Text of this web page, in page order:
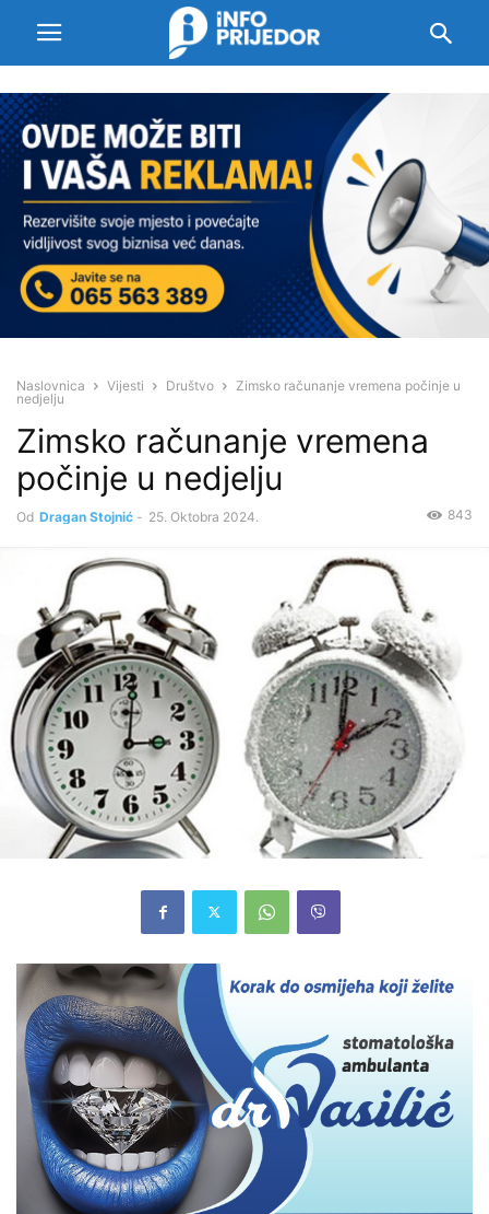
Naslovnica Vijesti Društvo
Zimsko računanje vremena počinje u
nedjelju
Zimsko računanje vremena
počinje u nedjelju
Od Dragan Stojnić - 25. Oktobra 2024. 843